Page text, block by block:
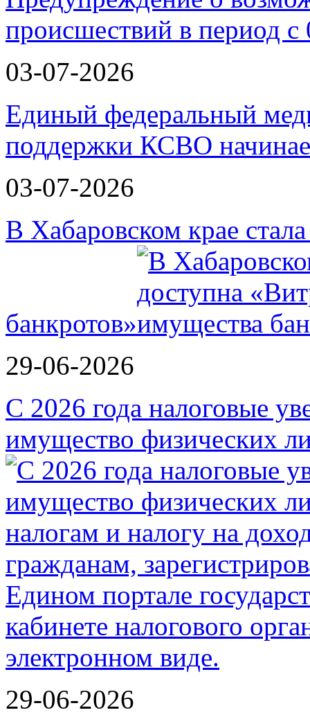
происшествий в период
03-07-2026
Единый федеральный
поддержки КСВО
03-07-2026
В Хабаровском крае
банкротов»
29-06-2026
С 2026 года налоговые
имущество физических
29-06-2026